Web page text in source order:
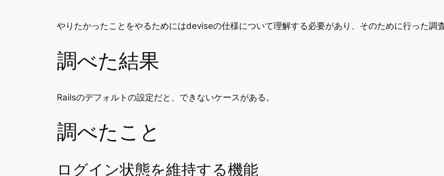
やりたかったことをやるためにはdeviseの仕様について理解する必要があり、そのために行った調
調べた結果
Railsのデフォルトの設定だと、できないケースがある。
調べたこと
ログイン状態を維持する機能